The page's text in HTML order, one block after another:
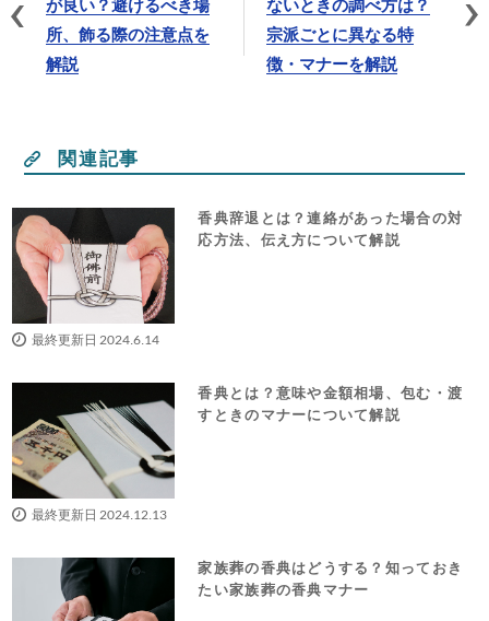
が良い？避けるべき場
所、飾る際の注意点を
解説
ないときの調べ方は？
宗派ごとに異なる特
徴・マナーを解説
関連記事
香典辞退とは？連絡があった場合の対
応方法、伝え方について解説
最終更新日 2024.6.14
香典とは？意味や金額相場、包む・渡
すときのマナーについて解説
最終更新日 2024.12.13
家族葬の香典はどうする？知っておき
たい家族葬の香典マナー